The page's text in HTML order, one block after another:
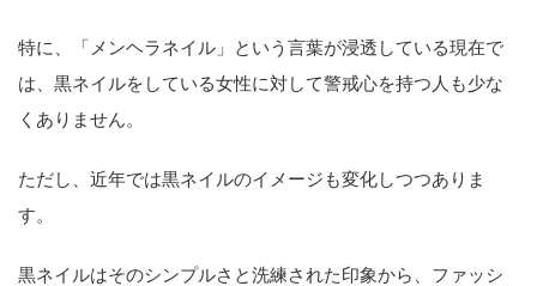
特に、「メンヘラネイル」という言葉が浸透している現在で
は、黒ネイルをしている女性に対して警戒心を持つ人も少な
くありません。
ただし、近年では黒ネイルのイメージも変化しつつありま
す。
黒ネイルはそのシンプルさと洗練された印象から、ファッシ